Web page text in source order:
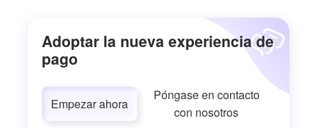
Adoptar la nueva experiencia de
pago
Empezar ahora
Póngase en contacto
con nosotros